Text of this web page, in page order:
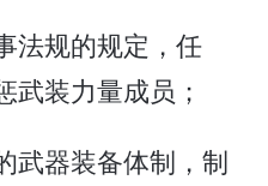
法规的规定，任
武装力量成员；
武器装备体制，制